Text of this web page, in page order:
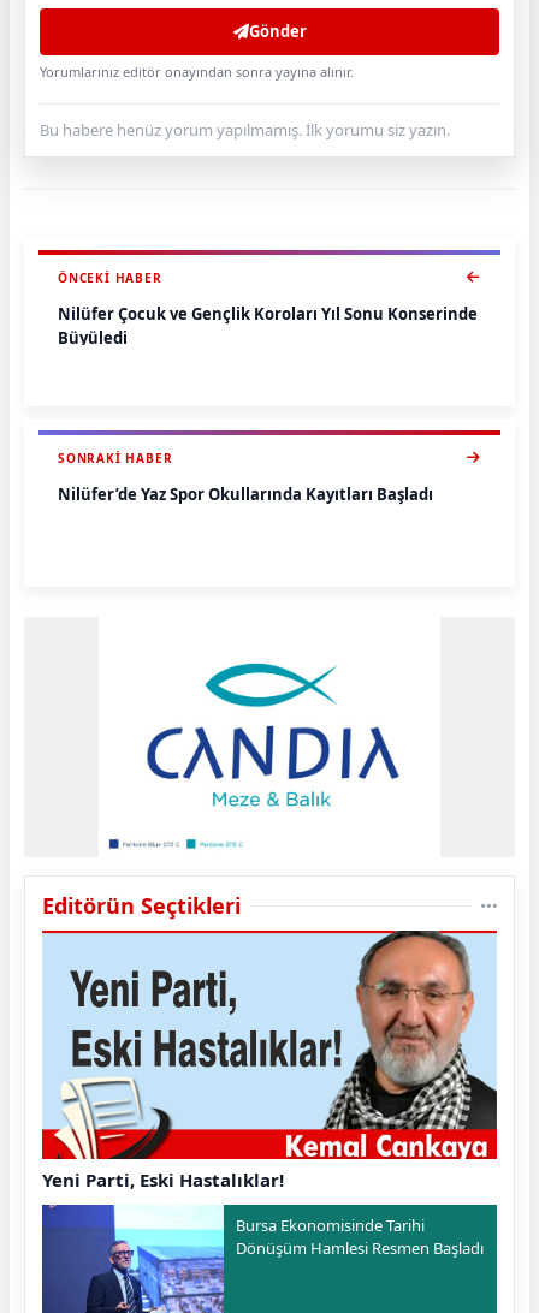
Gönder
Yorumlarınız editör onayından sonra yayına alınır.
Bu habere henüz yorum yapılmamış. İlk yorumu siz yazın.
ÖNCEKI HABER
Nilüfer Çocuk ve Gençlik Koroları Yıl Sonu Konserinde
Büyüledi
SONRAKI HABER
Nilüfer’de Yaz Spor Okullarında Kayıtları Başladı
Editörün Seçtikleri
Yeni Parti, Eski Hastalıklar!
Bursa Ekonomisinde Tarihi
Dönüşüm Hamlesi Resmen Başladı